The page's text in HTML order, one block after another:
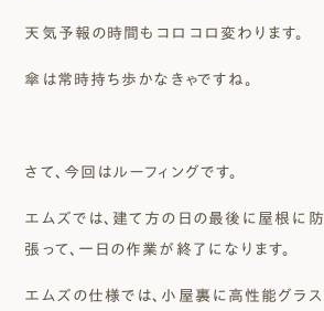
天気予報の時間もコロコロ変わります。
傘は常時持ち歩かなきゃですね。
さて、今回はルーフィングです。
エムズでは、建て方の日の最後に屋根に
張って、一日の作業が終了になります。
エムズの仕様では、小屋裏に高性能グラ